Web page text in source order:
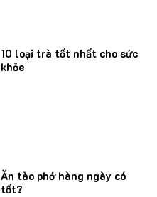
10 loại trà tốt nhất cho sức
khỏe
Ăn tào phớ hàng ngày có
tốt?